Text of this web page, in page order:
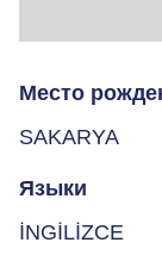
Место
SAKARYA
Языки
İNGİLİZCE